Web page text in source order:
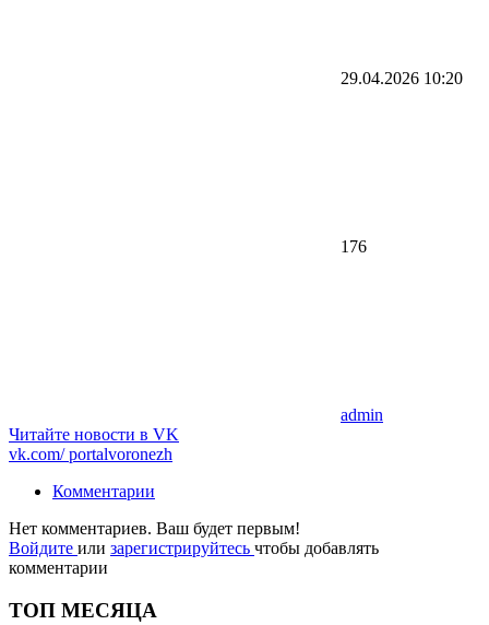
29.04.2026 10:20
176
admin
Читайте новости в VK
vk.com/portalvoronezh
Комментарии
Нет комментариев. Ваш будет первым!
Войдите или зарегистрируйтесь чтобы добавлять
комментарии
ТОП МЕСЯЦА